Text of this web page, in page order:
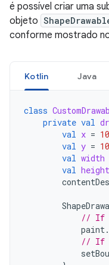
é possível criar uma
objeto
conforme mostrado
Kotlin Java
class
private val
val x = 10
val y = 10
val width
val height
// If
paint.
// If